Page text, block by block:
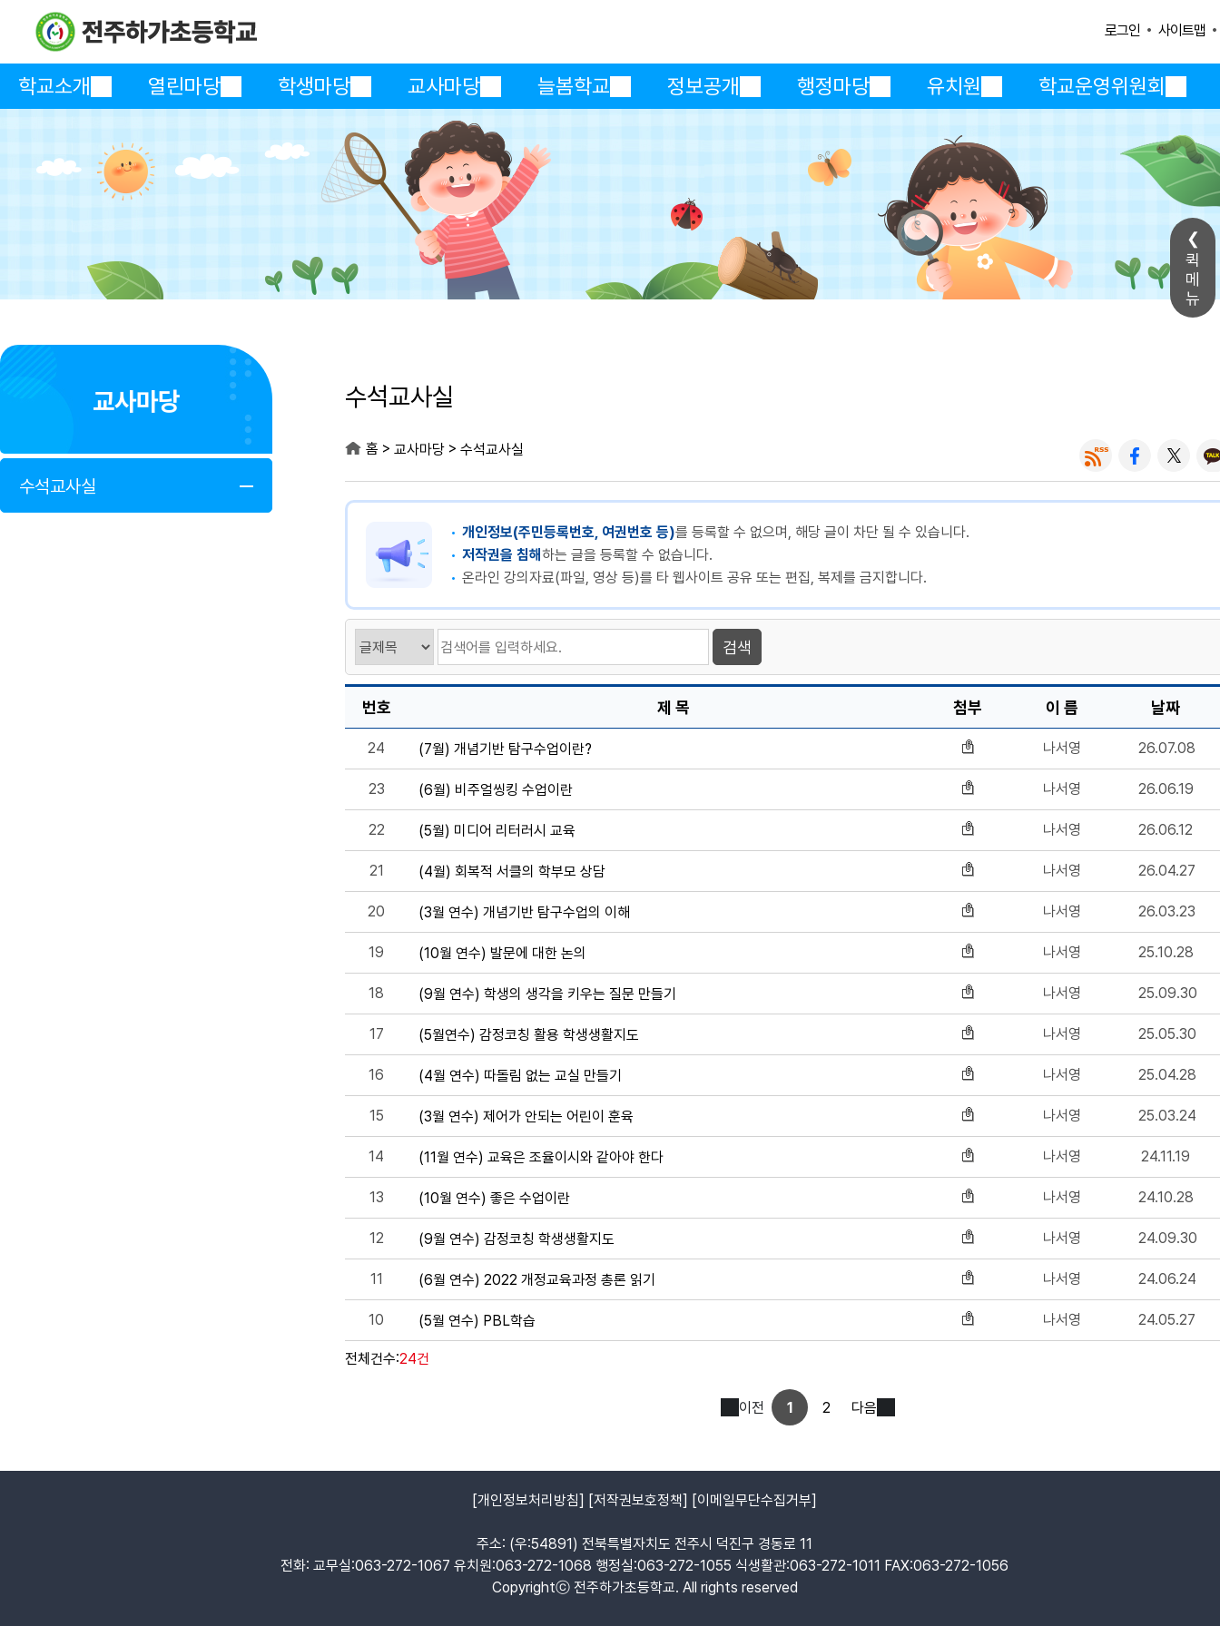
퀵
메
뉴
로그인 사이트맵
학교소개 열린마당 학생마당 교사마당 늘봄학교 정보공개 행정마당 유치원 학교운영위원회
교사마당
수석교사실
수석교사실
홈 > 교사마당 > 수석교사실
개인정보(주민등록번호, 여권번호 등)를 등록할 수 없으며, 해당 글이 차단 될 수 있습니다.
저작권을 침해하는 글을 등록할 수 없습니다.
온라인 강의자료(파일, 영상 등)를 타 웹사이트 공유 또는 편집, 복제를 금지합니다.
번호 제 목 첨부 이 름 날짜
24 (7월) 개념기반 탐구수업이란? 나서영 26.07.08
23 (6월) 비주얼씽킹 수업이란 나서영 26.06.19
22 (5월) 미디어 리터러시 교육 나서영 26.06.12
21 (4월) 회복적 서클의 학부모 상담 나서영 26.04.27
20 (3월 연수) 개념기반 탐구수업의 이해 나서영 26.03.23
19 (10월 연수) 발문에 대한 논의 나서영 25.10.28
18 (9월 연수) 학생의 생각을 키우는 질문 만들기 나서영 25.09.30
17 (5월연수) 감정코칭 활용 학생생활지도 나서영 25.05.30
16 (4월 연수) 따돌림 없는 교실 만들기 나서영 25.04.28
15 (3월 연수) 제어가 안되는 어린이 훈육 나서영 25.03.24
14 (11월 연수) 교육은 조율이시와 같아야 한다 나서영 24.11.19
13 (10월 연수) 좋은 수업이란 나서영 24.10.28
12 (9월 연수) 감정코칭 학생생활지도 나서영 24.09.30
11 (6월 연수) 2022 개정교육과정 총론 읽기 나서영 24.06.24
10 (5월 연수) PBL학습 나서영 24.05.27
전체건수:24건
이전 1 2 다음
[개인정보처리방침] [저작권보호정책] [이메일무단수집거부]
주소: (우:54891) 전북특별자치도 전주시 덕진구 경동로 11
전화: 교무실:063-272-1067 유치원:063-272-1068 행정실:063-272-1055 식생활관:063-272-1011 FAX:063-272-1056
Copyrightⓒ 전주하가초등학교. All rights reserved